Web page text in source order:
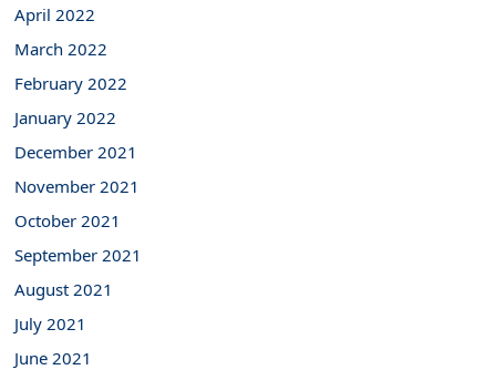
April 2022
March 2022
February 2022
January 2022
December 2021
November 2021
October 2021
September 2021
August 2021
July 2021
June 2021